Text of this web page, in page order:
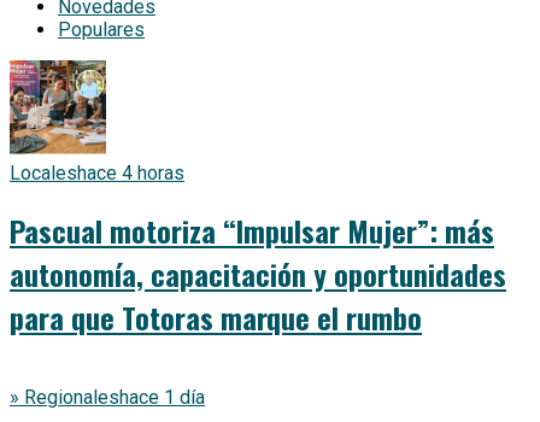
Novedades
Populares
Localeshace 4 horas
Pascual motoriza “Impulsar Mujer”: más
autonomía, capacitación y oportunidades
para que Totoras marque el rumbo
» Regionaleshace 1 día